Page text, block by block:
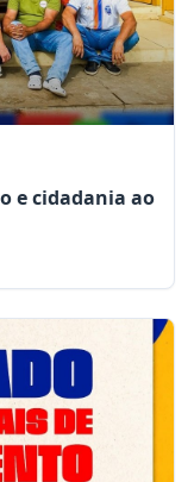
e cidadania ao